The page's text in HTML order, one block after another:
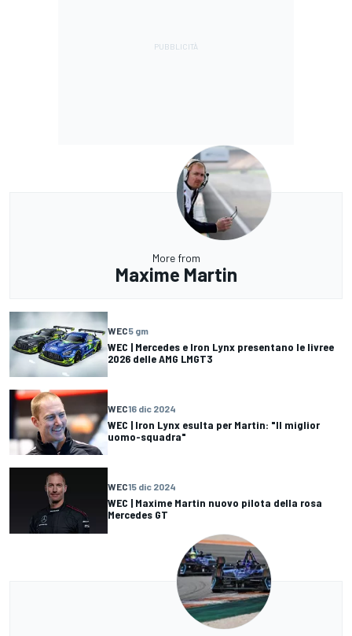
More from
Maxime Martin
WEC5 gm
WEC | Mercedes e Iron Lynx presentano le livree
2026 delle AMG LMGT3
WEC16 dic 2024
WEC | Iron Lynx esulta per Martin: "Il miglior
uomo-squadra"
WEC15 dic 2024
WEC | Maxime Martin nuovo pilota della rosa
Mercedes GT